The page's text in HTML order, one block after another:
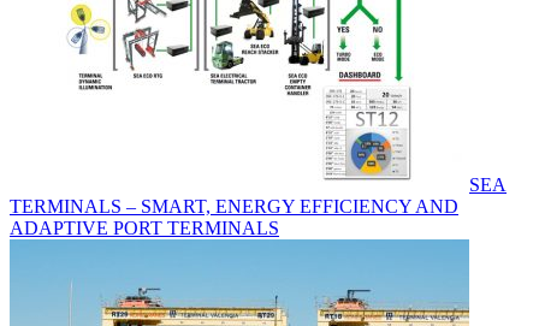
SEA
TERMINALS – SMART, ENERGY EFFICIENCY AND
ADAPTIVE PORT TERMINALS